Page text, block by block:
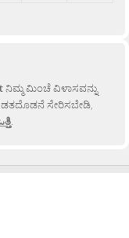
ನಿಮ್ಮ ಮಿಂಚೆ ವಿಳಾಸವನ್ನು
ಕಡತದೊಡನೆ ಸೇರಿಸಬೇಡಿ,
.